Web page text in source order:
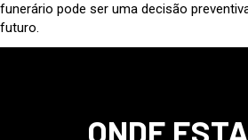
funerário pode ser uma decisão
futuro.
ONDE